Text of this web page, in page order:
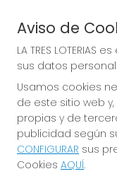
¡La Tres
Aviso de
LA TRES
sus datos
Usamos cookies
de este sitio web
propias y de
publicidad según
CONFIGURAR sus
Cookies AQUÍ.